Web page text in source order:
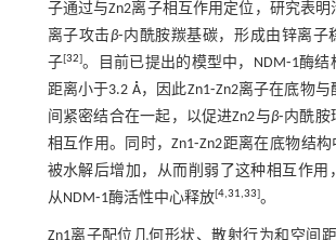
子通过与Zn2离子相互作用定位，研究表
离子攻击β⁃内酰胺羰基碳，形成由锌离子
子[32]。目前已提出的模型中，NDM⁃1酶结
距离小于3.2 Å，因此Zn1⁃Zn2离子在底物
间紧密结合在一起，以促进Zn2与β⁃内酰胺
相互作用。同时，Zn1⁃Zn2距离在底物结构
被水解后增加，从而削弱了这种相互作用
从NDM⁃1酶活性中心释放[4,31,33]。
Zn1离子配位几何形状、散射行为和空间